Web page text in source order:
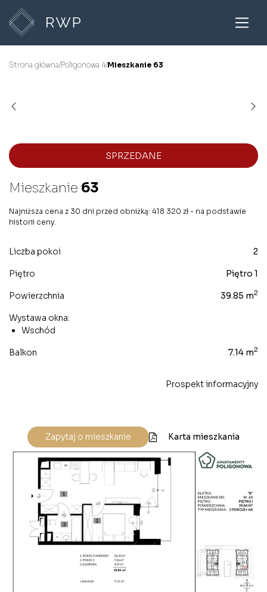
Strona główna/Poligonowa 4/Mieszkanie 63
SPRZEDANE
Mieszkanie 63
Najniższa cena z 30 dni przed obniżką: 418 320 zł - na podstawie
historii ceny.
Liczba pokoi 2
Piętro Piętro 1
Powierzchnia 39.85 m2
Wystawa okna:
Wschód
Balkon 7.14 m2
Prospekt informacyjny
Zapytaj o mieszkanie Karta mieszkania